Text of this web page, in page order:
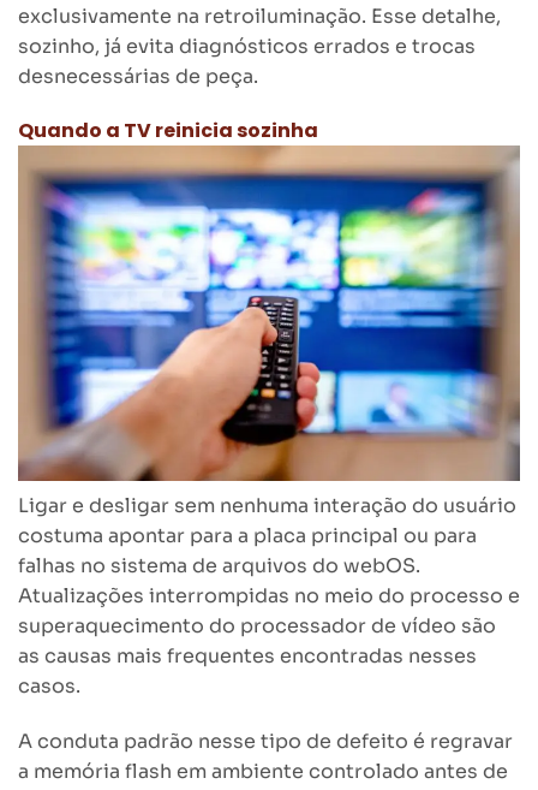
exclusivamente na retroiluminação. Esse detalhe,
sozinho, já evita diagnósticos errados e trocas
desnecessárias de peça.
Quando a TV reinicia sozinha
Ligar e desligar sem nenhuma interação do usuário
costuma apontar para a placa principal ou para
falhas no sistema de arquivos do webOS.
Atualizações interrompidas no meio do processo e
superaquecimento do processador de vídeo são
as causas mais frequentes encontradas nesses
casos.
A conduta padrão nesse tipo de defeito é regravar
a memória flash em ambiente controlado antes de